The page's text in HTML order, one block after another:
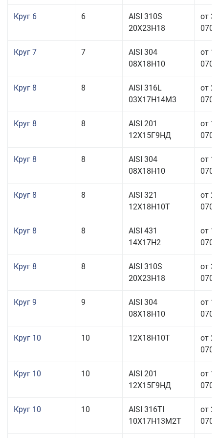
Круг 6 6
AISI 310S
20Х23Н18
от
Круг 7 7
AISI 304
08Х18Н10
от
Круг 8 8
AISI 316L
03Х17Н14М3
от
Круг 8 8
AISI 201
12Х15Г9НД
от
Круг 8 8
AISI 304
08Х18Н10
от
Круг 8 8
AISI 321
12Х18Н10Т
от
Круг 8 8
AISI 431
14Х17Н2
от
Круг 8 8
AISI 310S
20Х23Н18
от
Круг 9 9
AISI 304
08Х18Н10
от
Круг 10 10 12Х18Н10Т
от
Круг 10 10
AISI 201
12Х15Г9НД
от
Круг 10 10
AISI 316TI
10Х17Н13М2Т
от